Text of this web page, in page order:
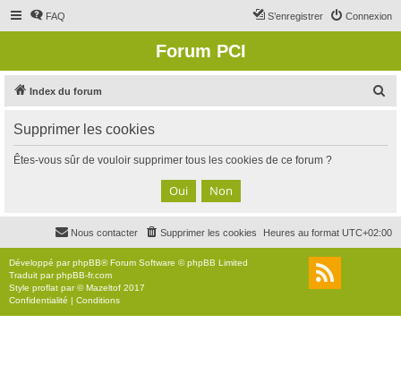
FAQ Connexion
S’enregistrer
Forum PCI
Index du forum
c
Supprimer les cookies
Êtes-vous sûr de vouloir supprimer tous les cookies de ce forum ?
Heures au format UTC+02:00
Supprimer les cookies
Nous contacter
Développé parphpBB® Forum Software © phpBB Limited
Traduit parphpBB-fr.com
Style proflat par ©Mazeltof 2017
Confidentialité | Conditions